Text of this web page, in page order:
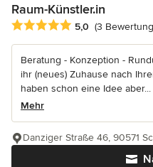
Raum-Künstler.in
Durchschnittliche
5,0 (3
Beratung - Konzeption -
ihr (neues) Zuhause nach
haben schon eine Idee aber...
Mehr
Danziger Straße 46, 90571